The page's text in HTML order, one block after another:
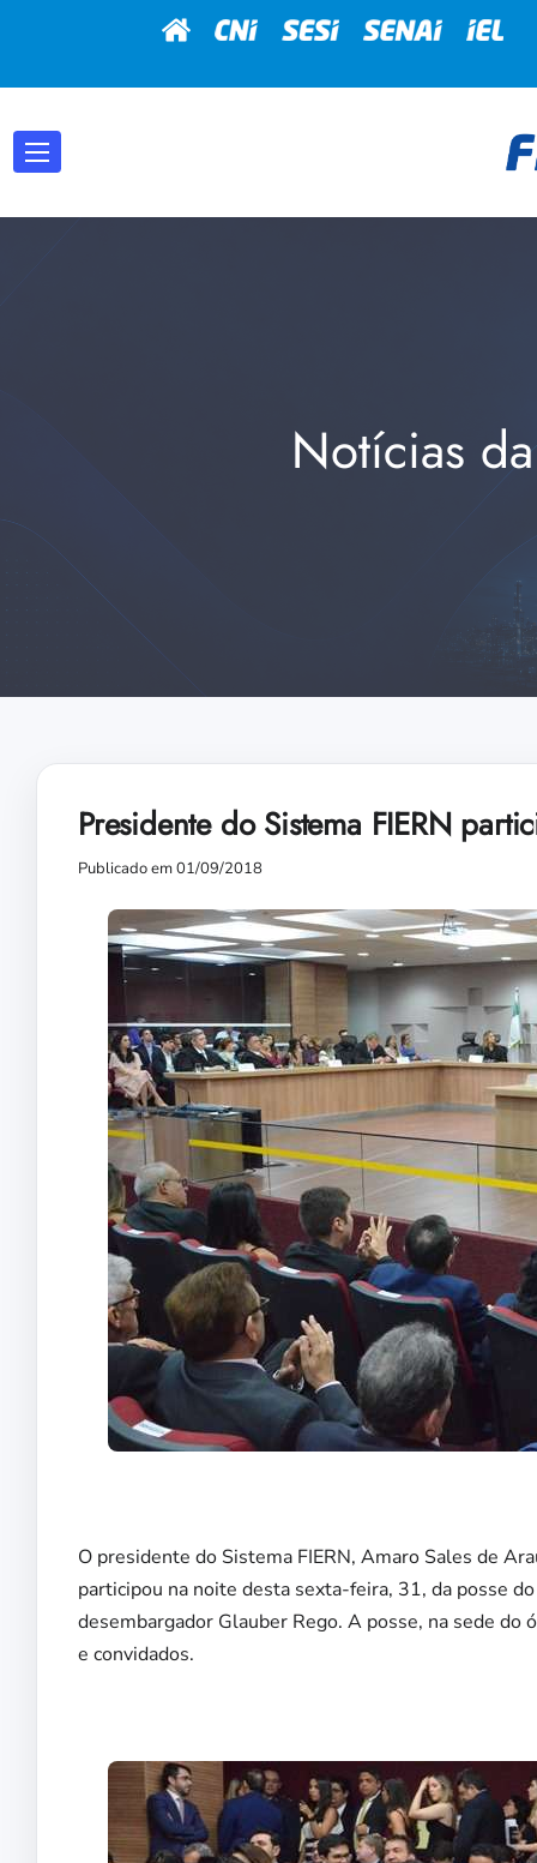
Notícias
Presidente do Sistema FIERN
Publicado em 01/09/2018
O presidente do Sistema FIERN, Amaro Sales de
participou na noite desta sexta-feira, 31, da posse
desembargador Glauber Rego. A posse, na sede
e convidados.